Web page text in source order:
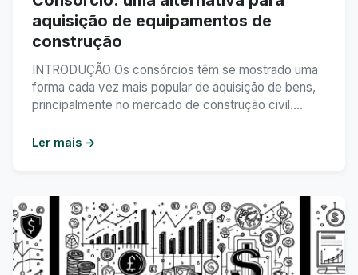
aquisição de equipamentos de
construção
INTRODUÇÃO Os consórcios têm se mostrado uma
forma cada vez mais popular de aquisição de bens,
principalmente no mercado de construção civil.
porte, como máquinas para construção, os
texto, abordaremos como o consórcio pode ...
Ler mais →